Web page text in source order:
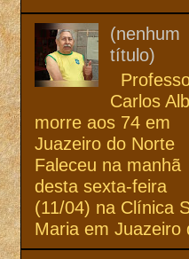
(nenhum
título)
Carlos
morre aos 74 em
Juazeiro do Norte
Faleceu na manhã
desta sexta-feira
(11/04) na Clínica
Maria em Juazeiro